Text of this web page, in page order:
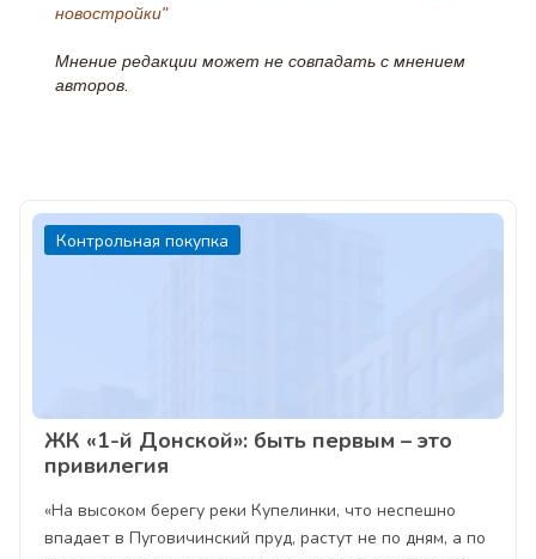
новостройки"
Мнение редакции может не совпадать с мнением
авторов.
Контрольная покупка
ЖК «1-й Донской»: быть первым – это
привилегия
«На высоком берегу реки Купелинки, что неспешно
впадает в Пуговичинский пруд, растут не по дням, а по